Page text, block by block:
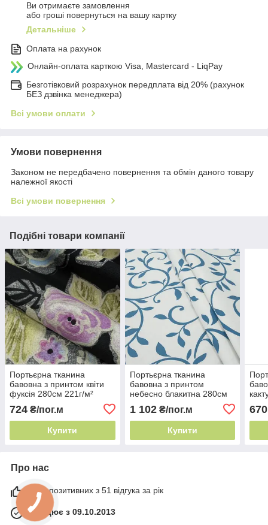
Ви отримаєте замовлення
або гроші повернуться на вашу картку
Детальніше
Оплата на рахунок
Онлайн-оплата карткою Visa, Mastercard - LiqPay
Безготівковий розрахунок передплата від 20% (рахунок
БЕЗ дзвінка менеджера)
Всі умови оплати
Умови повернення
Законом не передбачено повернення та обмін даного товару
належної якості
Всі умови повернення
Подібні товари компанії
Портьєрна тканина
бавовна з принтом квіти
фуксія 280см 221г/м²
724 ₴/пог.м
Купити
Портьєрна тканина
бавовна з принтом
небесно блакитна 280см
243г/м² Іспанія ніжні квіти
1 102₴/пог.м
Купити
670
Про нас
98% позитивних з 51 відгука за рік
Працює з 09.10.2013